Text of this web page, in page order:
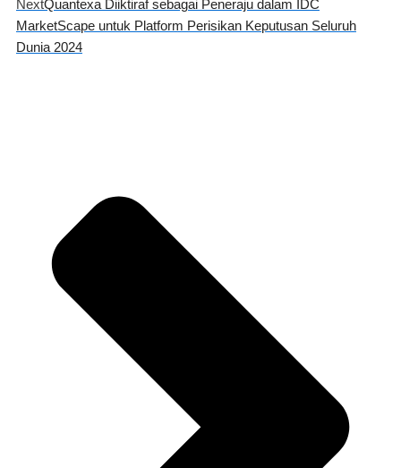
NextQuantexa Diiktiraf sebagai Peneraju dalam IDC
MarketScape untuk Platform Perisikan Keputusan Seluruh
Dunia 2024